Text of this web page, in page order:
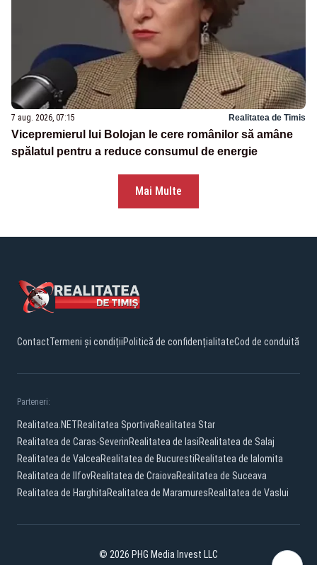
7 aug. 2026, 07:15 Realitatea de Timis
Vicepremierul lui Bolojan le cere românilor să amâne
spălatul pentru a reduce consumul de energie
Mai Multe
ContactTermeni și condițiiPolitică de confidențialitateCod de conduită
Parteneri:
Realitatea.NETRealitatea SportivaRealitatea Star
Realitatea de Caras-SeverinRealitatea de IasiRealitatea de Salaj
Realitatea de ValceaRealitatea de BucurestiRealitatea de Ialomita
Realitatea de IlfovRealitatea de CraiovaRealitatea de Suceava
Realitatea de HarghitaRealitatea de MaramuresRealitatea de Vaslui
© 2026 PHG Media Invest LLC